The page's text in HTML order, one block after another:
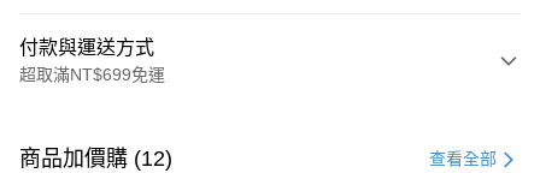
付款與運送方式
超取滿NT$699免運
信用卡一次付款
商品加價購 (12) 查看全部